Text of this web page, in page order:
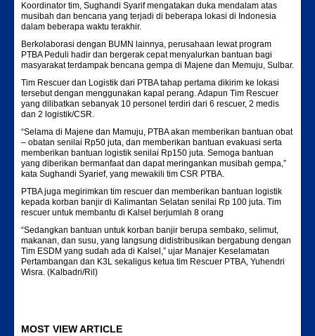
Koordinator tim, Sughandi Syarif mengatakan duka mendalam atas
musibah dan bencana yang terjadi di beberapa lokasi di Indonesia
dalam beberapa waktu terakhir.
Berkolaborasi dengan BUMN lainnya, perusahaan lewat program
PTBA Peduli hadir dan bergerak cepat menyalurkan bantuan bagi
masyarakat terdampak bencana gempa di Majene dan Memuju, Sulbar.
Tim Rescuer dan Logistik dari PTBA tahap pertama dikirim ke lokasi
tersebut dengan menggunakan kapal perang. Adapun Tim Rescuer
yang dilibatkan sebanyak 10 personel terdiri dari 6 rescuer, 2 medis
dan 2 logistik/CSR.
“Selama di Majene dan Mamuju, PTBA akan memberikan bantuan obat
– obatan senilai Rp50 juta, dan memberikan bantuan evakuasi serta
memberikan bantuan logistik senilai Rp150 juta. Semoga bantuan
yang diberikan bermanfaat dan dapat meringankan musibah gempa,”
kata Sughandi Syarief, yang mewakili tim CSR PTBA.
PTBA juga megirimkan tim rescuer dan memberikan bantuan logistik
kepada korban banjir di Kalimantan Selatan senilai Rp 100 juta. Tim
rescuer untuk membantu di Kalsel berjumlah 8 orang
“Sedangkan bantuan untuk korban banjir berupa sembako, selimut,
makanan, dan susu, yang langsung didistribusikan bergabung dengan
Tim ESDM yang sudah ada di Kalsel,” ujar Manajer Keselamatan
Pertambangan dan K3L sekaligus ketua tim Rescuer PTBA, Yuhendri
Wisra. (Kalbadri/Ril)
MOST VIEW ARTICLE